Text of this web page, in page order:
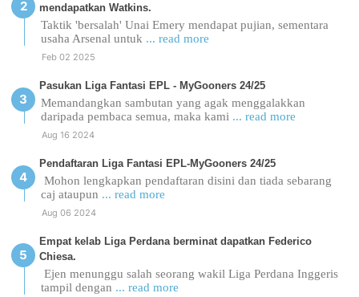
mendapatkan Watkins.
Taktik 'bersalah' Unai Emery mendapat pujian, sementara
usaha Arsenal untuk ... read more
Feb 02 2025
Pasukan Liga Fantasi EPL - MyGooners 24/25
Memandangkan sambutan yang agak menggalakkan
daripada pembaca semua, maka kami ... read more
Aug 16 2024
Pendaftaran Liga Fantasi EPL-MyGooners 24/25
Mohon lengkapkan pendaftaran disini dan tiada sebarang
caj ataupun ... read more
Aug 06 2024
Empat kelab Liga Perdana berminat dapatkan Federico
Chiesa.
Ejen menunggu salah seorang wakil Liga Perdana Inggeris
tampil dengan ... read more